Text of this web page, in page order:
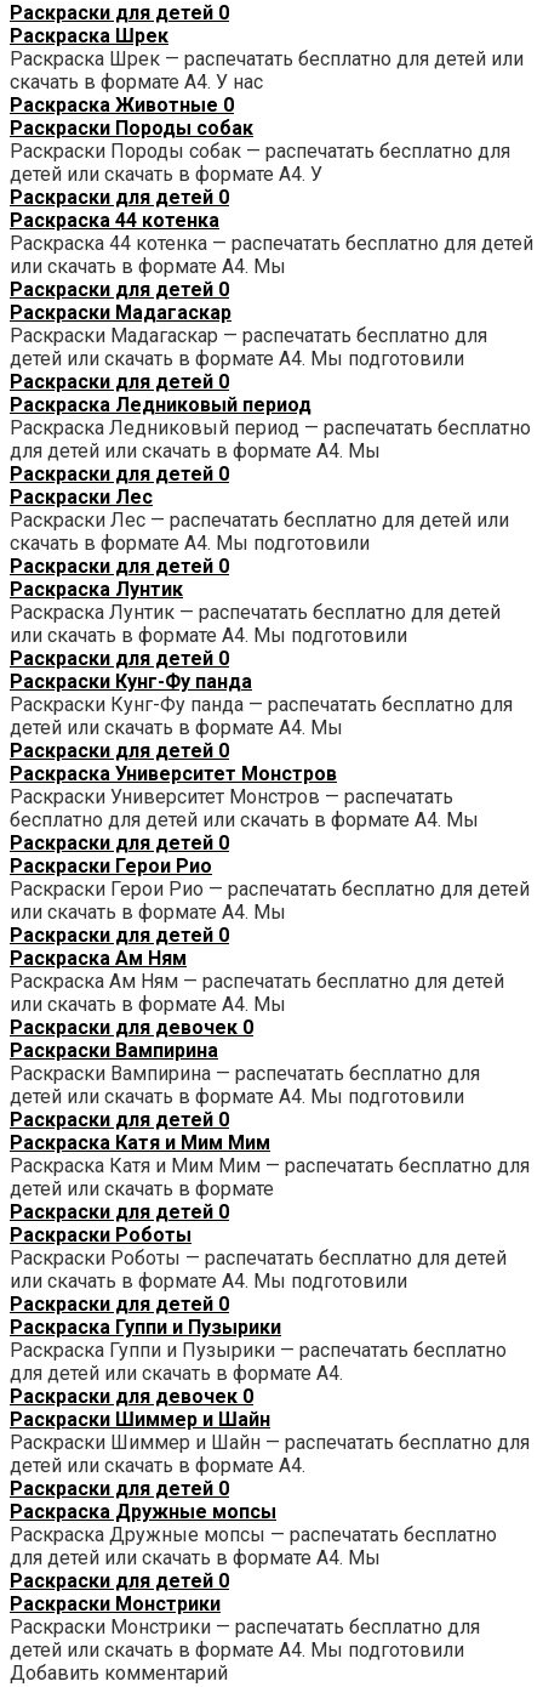
Раскраски для детей 0
Раскраска Шрек
Раскраска Шрек — распечатать бесплатно для детей или
скачать в формате А4. У нас
Раскраска Животные 0
Раскраски Породы собак
Раскраски Породы собак — распечатать бесплатно для
детей или скачать в формате А4. У
Раскраски для детей 0
Раскраска 44 котенка
Раскраска 44 котенка — распечатать бесплатно для детей
или скачать в формате А4. Мы
Раскраски для детей 0
Раскраски Мадагаскар
Раскраски Мадагаскар — распечатать бесплатно для
детей или скачать в формате А4. Мы подготовили
Раскраски для детей 0
Раскраска Ледниковый период
Раскраска Ледниковый период — распечатать бесплатно
для детей или скачать в формате А4. Мы
Раскраски для детей 0
Раскраски Лес
Раскраски Лес — распечатать бесплатно для детей или
скачать в формате А4. Мы подготовили
Раскраски для детей 0
Раскраска Лунтик
Раскраска Лунтик — распечатать бесплатно для детей
или скачать в формате А4. Мы подготовили
Раскраски для детей 0
Раскраски Кунг-Фу панда
Раскраски Кунг-Фу панда — распечатать бесплатно для
детей или скачать в формате А4. Мы
Раскраски для детей 0
Раскраска Университет Монстров
Раскраски Университет Монстров — распечатать
бесплатно для детей или скачать в формате А4. Мы
Раскраски для детей 0
Раскраски Герои Рио
Раскраски Герои Рио — распечатать бесплатно для детей
или скачать в формате А4. Мы
Раскраски для детей 0
Раскраска Ам Ням
Раскраска Ам Ням — распечатать бесплатно для детей
или скачать в формате А4. Мы
Раскраски для девочек 0
Раскраски Вампирина
Раскраски Вампирина — распечатать бесплатно для
детей или скачать в формате А4. Мы подготовили
Раскраски для детей 0
Раскраска Катя и Мим Мим
Раскраска Катя и Мим Мим — распечатать бесплатно для
детей или скачать в формате
Раскраски для детей 0
Раскраски Роботы
Раскраски Роботы — распечатать бесплатно для детей
или скачать в формате А4. Мы подготовили
Раскраски для детей 0
Раскраска Гуппи и Пузырики
Раскраска Гуппи и Пузырики — распечатать бесплатно
для детей или скачать в формате А4.
Раскраски для девочек 0
Раскраски Шиммер и Шайн
Раскраски Шиммер и Шайн — распечатать бесплатно для
детей или скачать в формате А4.
Раскраски для детей 0
Раскраска Дружные мопсы
Раскраска Дружные мопсы — распечатать бесплатно
для детей или скачать в формате А4. Мы
Раскраски для детей 0
Раскраски Монстрики
Раскраски Монстрики — распечатать бесплатно для
детей или скачать в формате А4. Мы подготовили
Добавить комментарий